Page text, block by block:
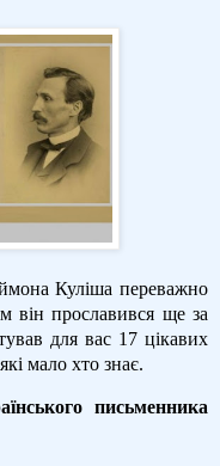
Куліша переважно
він прославився ще за
для вас 17 цікавих
мало хто знає.
письменника